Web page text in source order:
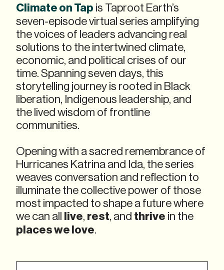
Climate on Tap is Taproot Earth’s
seven-episode virtual series amplifying
the voices of leaders advancing real
solutions to the intertwined climate,
economic, and political crises of our
time. Spanning seven days, this
storytelling journey is rooted in Black
liberation, Indigenous leadership, and
the lived wisdom of frontline
communities.
Opening with a sacred remembrance of
Hurricanes Katrina and Ida, the series
weaves conversation and reflection to
illuminate the collective power of those
most impacted to shape a future where
we can all live, rest, and thrive in the
places we love.